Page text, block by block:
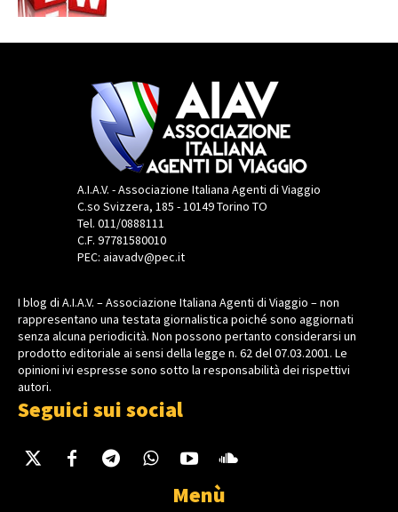
A.I.A.V. - Associazione Italiana Agenti di Viaggio
C.so Svizzera, 185 - 10149 Torino TO
Tel. 011/0888111
C.F. 97781580010
PEC: aiavadv@pec.it
I blog di A.I.A.V. – Associazione Italiana Agenti di Viaggio – non
rappresentano una testata giornalistica poiché sono aggiornati
senza alcuna periodicità. Non possono pertanto considerarsi un
prodotto editoriale ai sensi della legge n. 62 del 07.03.2001. Le
opinioni ivi espresse sono sotto la responsabilità dei rispettivi
autori.
Seguici sui social
Menù